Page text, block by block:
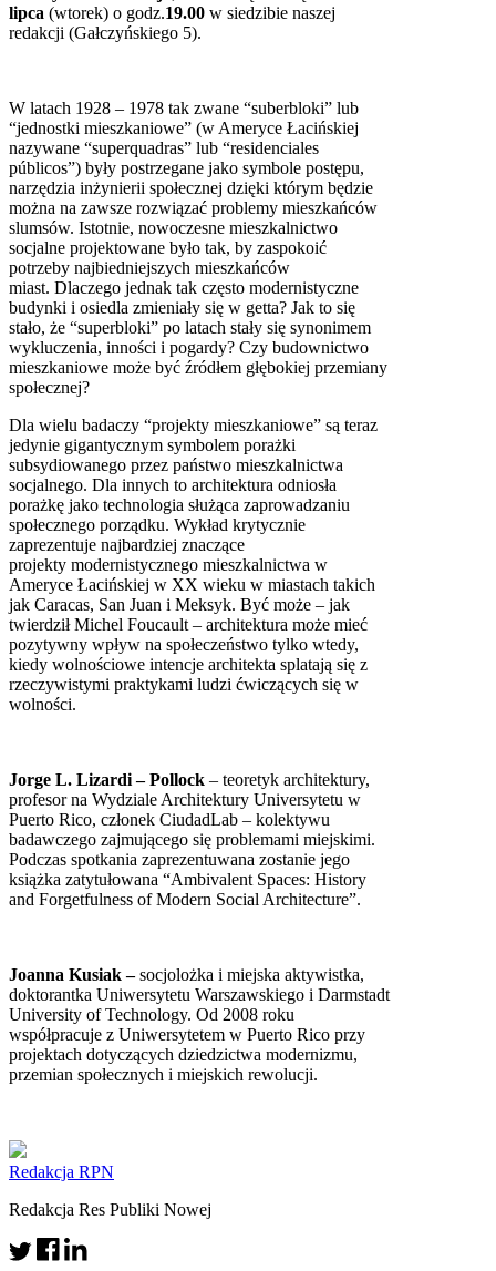
lipca (wtorek) o godz.19.00 w siedzibie naszej
redakcji (Gałczyńskiego 5).
W latach 1928 – 1978 tak zwane “suberbloki” lub
“jednostki mieszkaniowe” (w Ameryce Łacińskiej
nazywane “superquadras” lub “residenciales
públicos”) były postrzegane jako symbole postępu,
narzędzia inżynierii społecznej dzięki którym będzie
można na zawsze rozwiązać problemy mieszkańców
slumsów. Istotnie, nowoczesne mieszkalnictwo
socjalne projektowane było tak, by zaspokoić
potrzeby najbiedniejszych mieszkańców
miast. Dlaczego jednak tak często modernistyczne
budynki i osiedla zmieniały się w getta? Jak to się
stało, że “superbloki” po latach stały się synonimem
wykluczenia, inności i pogardy? Czy budownictwo
mieszkaniowe może być źródłem głębokiej przemiany
społecznej?
Dla wielu badaczy “projekty mieszkaniowe” są teraz
jedynie gigantycznym symbolem porażki
subsydiowanego przez państwo mieszkalnictwa
socjalnego. Dla innych to architektura odniosła
porażkę jako technologia służąca zaprowadzaniu
społecznego porządku. Wykład krytycznie
zaprezentuje najbardziej znaczące
projekty modernistycznego mieszkalnictwa w
Ameryce Łacińskiej w XX wieku w miastach takich
jak Caracas, San Juan i Meksyk. Być może – jak
twierdził Michel Foucault – architektura może mieć
pozytywny wpływ na społeczeństwo tylko wtedy,
kiedy wolnościowe intencje architekta splatają się z
rzeczywistymi praktykami ludzi ćwiczących się w
wolności.
Jorge L. Lizardi – Pollock – teoretyk architektury,
profesor na Wydziale Architektury Universytetu w
Puerto Rico, członek CiudadLab – kolektywu
badawczego zajmującego się problemami miejskimi.
Podczas spotkania zaprezentuwana zostanie jego
książka zatytułowana “Ambivalent Spaces: History
and Forgetfulness of Modern Social Architecture”.
Joanna Kusiak –socjolożka i miejska aktywistka,
doktorantka Uniwersytetu Warszawskiego i Darmstadt
University of Technology. Od 2008 roku
współpracuje z Uniwersytetem w Puerto Rico przy
projektach dotyczących dziedzictwa modernizmu,
przemian społecznych i miejskich rewolucji.
Redakcja RPN
Redakcja Res Publiki Nowej